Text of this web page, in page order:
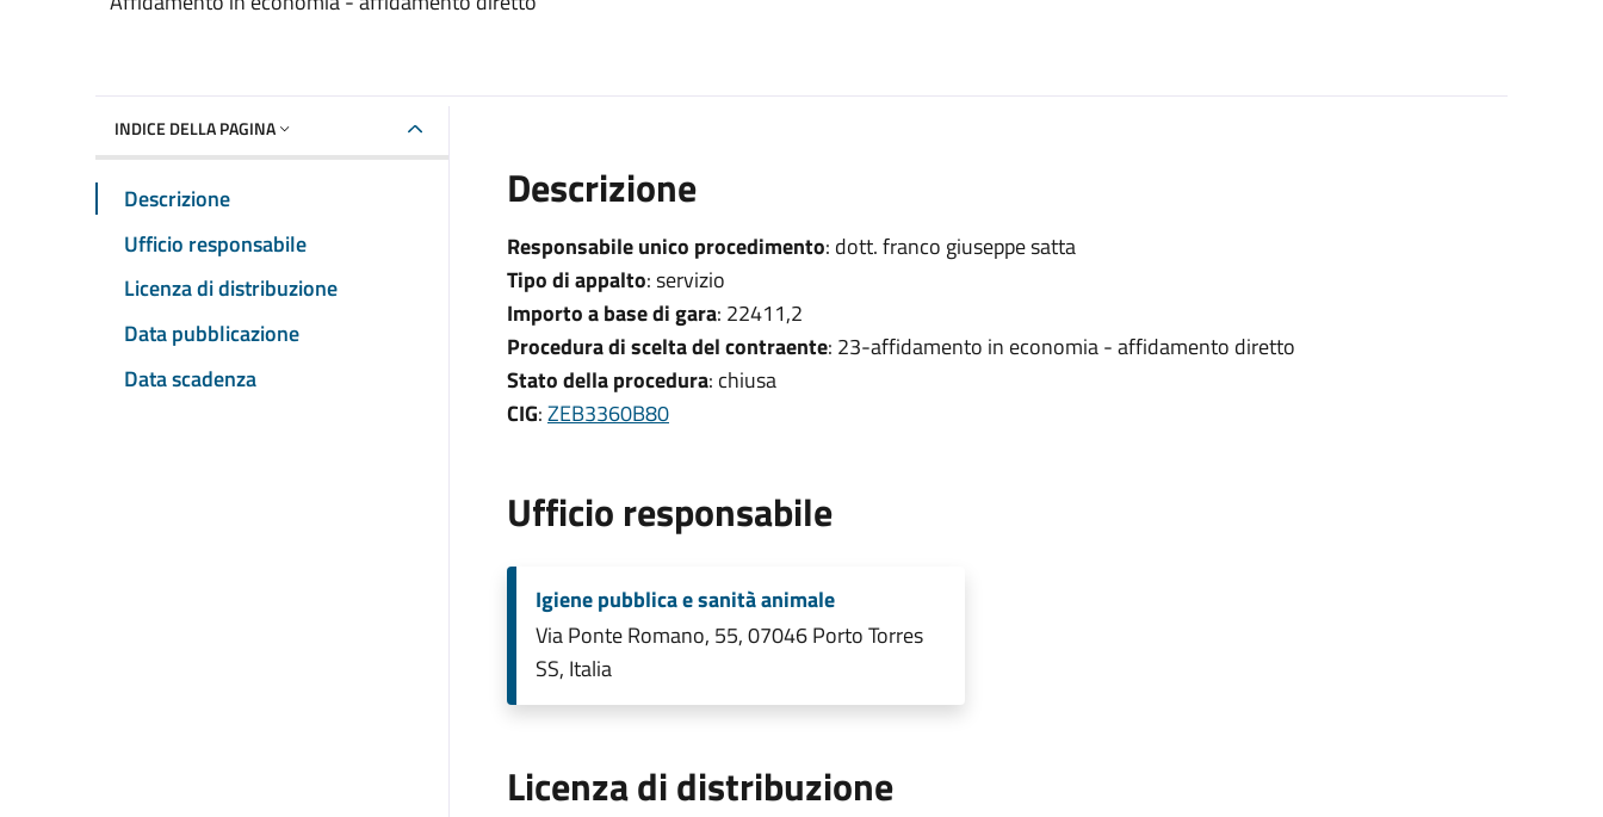
INDICE DELLA PAGINA
Descrizione
Ufficio responsabile
Licenza di distribuzione
Data pubblicazione
Data scadenza
Descrizione
Responsabile unico procedimento: dott. franco giuseppe satta
Tipo di appalto: servizio
Importo a base di gara: 22411,2
Procedura di scelta del contraente: 23-affidamento in economia - affidamento diretto
Stato della procedura: chiusa
CIG:ZEB3360B80
Ufficio responsabile
Igiene pubblica e sanità animale
Via Ponte Romano, 55, 07046 Porto Torres
SS, Italia
Licenza di distribuzione